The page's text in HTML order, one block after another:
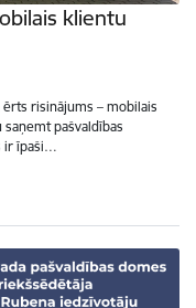
klientu
risinājums – mobilais
pašvaldības
ir īpaši…